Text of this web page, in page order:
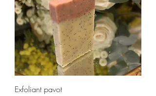
Exfoliant pavot